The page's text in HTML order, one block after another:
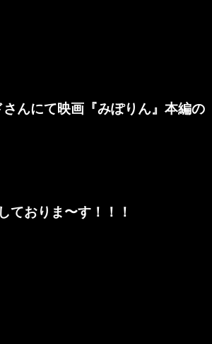
んにて映画『みぽりん』本編の
ておりま〜す！！！